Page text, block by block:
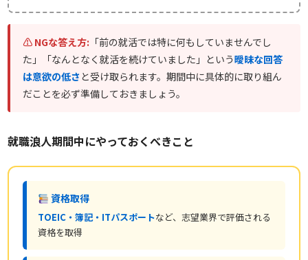
⚠ NGな答え方: 「前の就活では特に何もしていませんでし
た」「なんとなく就活を続けていました」という曖昧な回答
は意欲の低さ と受け取られます。期間中に具体的に取り組ん
だことを必ず準備しておきましょう。
就職浪人期間中にやっておくべきこと
資格取得
TOEIC・簿記・ITパスポートなど、志望業界で評価される
資格を取得